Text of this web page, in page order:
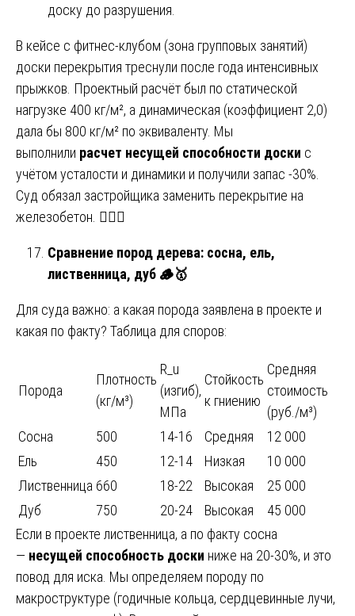
доску до разрушения.
В кейсе с фитнес-клубом (зона групповых занятий)
доски перекрытия треснули после года интенсивных
прыжков. Проектный расчёт был по статической
нагрузке 400 кг/м², а динамическая (коэффициент 2,0)
дала бы 800 кг/м² по эквиваленту. Мы
выполнили расчет несущей способности доски с
учётом усталости и динамики и получили запас -30%.
Суд обязал застройщика заменить перекрытие на
железобетон. 🏋️‍♂️💥
Сравнение пород дерева: сосна, ель,
лиственница, дуб 🪵🥇
Для суда важно: а какая порода заявлена в проекте и
какая по факту? Таблица для споров:
Порода
Плотность
(кг/м³)
R_u
(изгиб),
МПа
Стойкость
к гниению
Средняя
стоимость
(руб./м³)
Сосна
500 14-16 Средняя
12 000
Ель
450 12-14 Низкая
10 000
Лиственница 660 18-22 Высокая
25 000
Дуб
750 20-24 Высокая
45 000
Если в проекте лиственница, а по факту сосна
— несущей способность доски ниже на 20-30%, и это
повод для иска. Мы определяем породу по
макроструктуре (годичные кольца, сердцевинные лучи,